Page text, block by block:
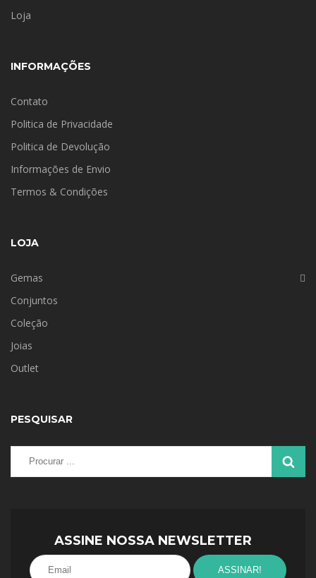
Loja
INFORMAÇÕES
Contato
Politica de Privacidade
Politica de Devolução
Informações de Envio
Termos & Condições
LOJA
Gemas
Conjuntos
Coleção
Joias
Outlet
PESQUISAR
ASSINE NOSSA NEWSLETTER